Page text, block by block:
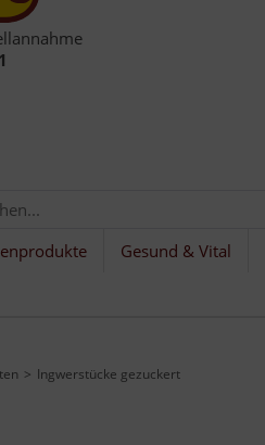
Gesund & Vital
Ingwerstücke gezuckert